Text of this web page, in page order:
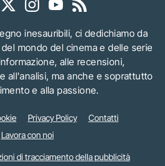
inesauribili, ci dedichiamo da
mondo del cinema e delle serie
alle recensioni,
all'analisi, ma anche e soprattutto
e alla passione.
Privacy Policy
Contatti
Lavora con noi
di tracciamento della pubblicità